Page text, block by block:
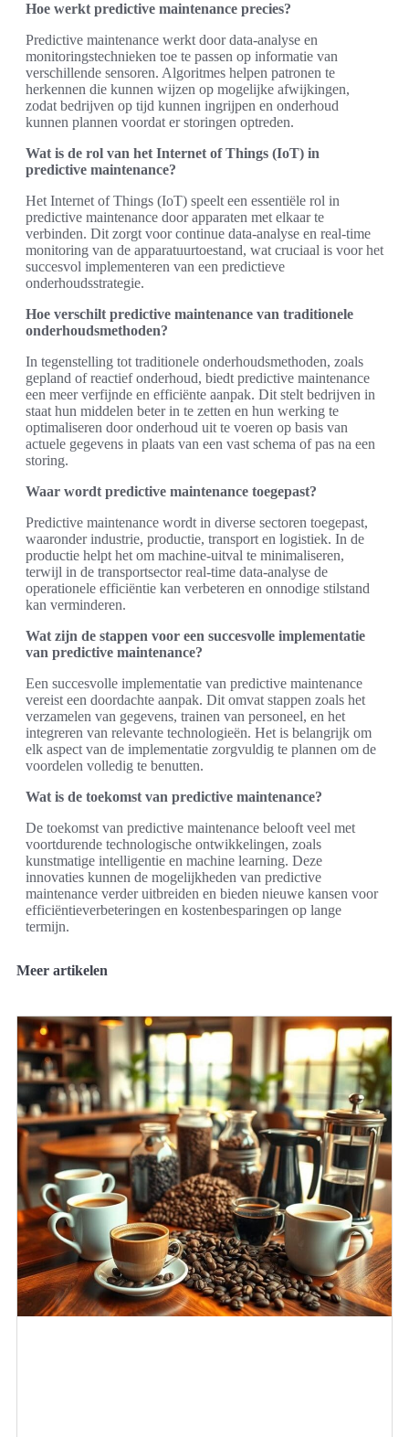
Hoe werkt predictive maintenance precies?
Predictive maintenance werkt door data-analyse en
monitoringstechnieken toe te passen op informatie van
verschillende sensoren. Algoritmes helpen patronen te
herkennen die kunnen wijzen op mogelijke afwijkingen,
zodat bedrijven op tijd kunnen ingrijpen en onderhoud
kunnen plannen voordat er storingen optreden.
Wat is de rol van het Internet of Things (IoT) in
predictive maintenance?
Het Internet of Things (IoT) speelt een essentiële rol in
predictive maintenance door apparaten met elkaar te
verbinden. Dit zorgt voor continue data-analyse en real-time
monitoring van de apparatuurtoestand, wat cruciaal is voor het
succesvol implementeren van een predictieve
onderhoudsstrategie.
Hoe verschilt predictive maintenance van traditionele
onderhoudsmethoden?
In tegenstelling tot traditionele onderhoudsmethoden, zoals
gepland of reactief onderhoud, biedt predictive maintenance
een meer verfijnde en efficiënte aanpak. Dit stelt bedrijven in
staat hun middelen beter in te zetten en hun werking te
optimaliseren door onderhoud uit te voeren op basis van
actuele gegevens in plaats van een vast schema of pas na een
storing.
Waar wordt predictive maintenance toegepast?
Predictive maintenance wordt in diverse sectoren toegepast,
waaronder industrie, productie, transport en logistiek. In de
productie helpt het om machine-uitval te minimaliseren,
terwijl in de transportsector real-time data-analyse de
operationele efficiëntie kan verbeteren en onnodige stilstand
kan verminderen.
Wat zijn de stappen voor een succesvolle implementatie
van predictive maintenance?
Een succesvolle implementatie van predictive maintenance
vereist een doordachte aanpak. Dit omvat stappen zoals het
verzamelen van gegevens, trainen van personeel, en het
integreren van relevante technologieën. Het is belangrijk om
elk aspect van de implementatie zorgvuldig te plannen om de
voordelen volledig te benutten.
Wat is de toekomst van predictive maintenance?
De toekomst van predictive maintenance belooft veel met
voortdurende technologische ontwikkelingen, zoals
kunstmatige intelligentie en machine learning. Deze
innovaties kunnen de mogelijkheden van predictive
maintenance verder uitbreiden en bieden nieuwe kansen voor
efficiëntieverbeteringen en kostenbesparingen op lange
termijn.
Meer artikelen